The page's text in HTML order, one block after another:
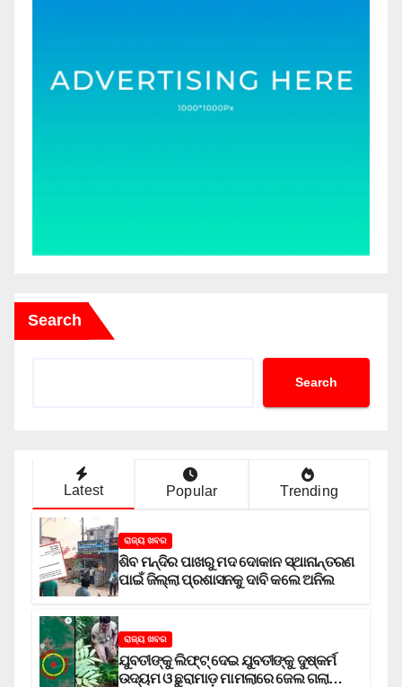
Search
Search
Latest Popular Trending
ରାଜ୍ୟ ଖବର
ଶିବ ମନ୍ଦିର ପାଖରୁ ମଦ ଦୋକାନ ସ୍ଥାନାନ୍ତରଣ
ପାଇଁ ଜିଲ୍ଲା ପ୍ରଶାସନକୁ ଦାବି କଲେ ଅନିଲ
ରାଜ୍ୟ ଖବର
ଯୁବତୀଙ୍କୁ ଲିଫ୍‌ଟ୍‌ ଦେଇ ଯୁବତୀଙ୍କୁ ଦୁଷ୍କର୍ମ
ଉଦ୍ୟମ ଓ ଛୁରାମାଡ଼ ମାମଲାରେ ଜେଲ ଗଲା